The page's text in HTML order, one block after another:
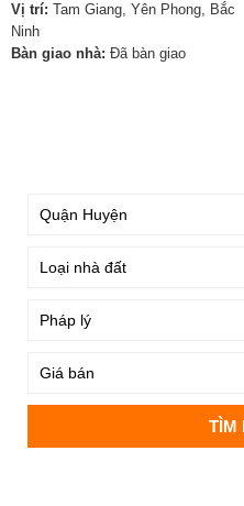
Vị trí: Tam Giang, Yên Phong, Bắc
Ninh
Bàn giao nhà: Đã bàn giao